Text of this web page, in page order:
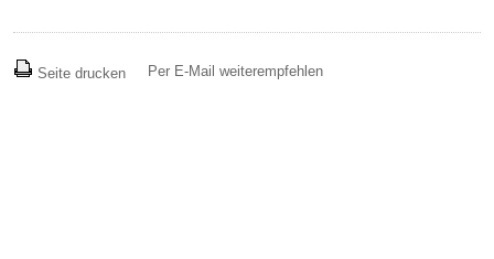
Seite drucken Per E-Mail weiterempfehlen